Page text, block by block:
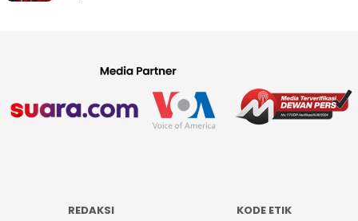
REDAKSI
KODE ETIK